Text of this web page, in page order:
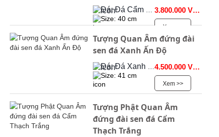
Đá: Đá Cẩm Thạch
Size: 40 cm
3.800.000 VNĐ
Xem >>
Tượng Quan Âm đứng đài
sen đá Xanh Ấn Độ
Đá: Đá Xanh Ấn Độ
Size: 41 cm
4.500.000 VNĐ
Xem >>
Tượng Phật Quan Âm
đứng đài sen đá Cẩm
Thạch Trắng